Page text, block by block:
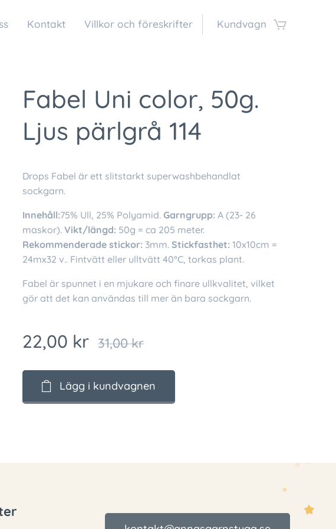
Kontakt Villkor och föreskrifter Kundvagn
Fabel Uni color, 50g.
Ljus pärlgrå 114
Drops Fabel är ett slitstarkt superwashbehandlat
sockgarn.
Innehåll:75% Ull, 25% Polyamid. Garngrupp: A (23- 26
maskor). Vikt/längd: 50g = ca 205 meter.
Rekommenderade stickor: 3mm. Stickfasthet: 10x10cm =
24mx32 v.. Fintvätt eller ulltvätt 40°C, torkas plant.
Fabel är spunnet i en mjukare och finare ullkvalitet, vilket
gör att det kan användas till mer än bara sockgarn.
22,00 kr 31,00kr
Lägg i kundvagnen